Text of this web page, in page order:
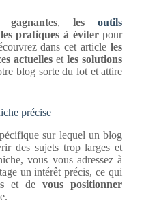
,lesoutils
les pratiques à éviterpour
dans cet articleles
actuelles etles solutions
blog sorte du lot et attire
précise
sur lequel un blog
des sujets trop larges et
vous vous adressez à
un intérêt précis, ce qui
et devous positionner